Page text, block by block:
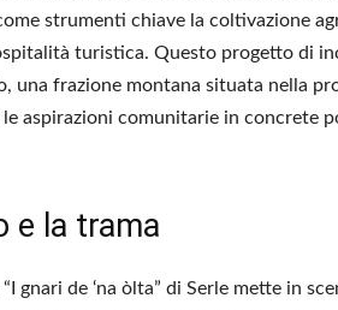
strumenti chiave la coltivazione
turistica. Questo progetto di
una frazione montana situata nella
aspirazioni comunitarie in concrete
e la trama
gnari de ‘na òlta” di Serle mette in